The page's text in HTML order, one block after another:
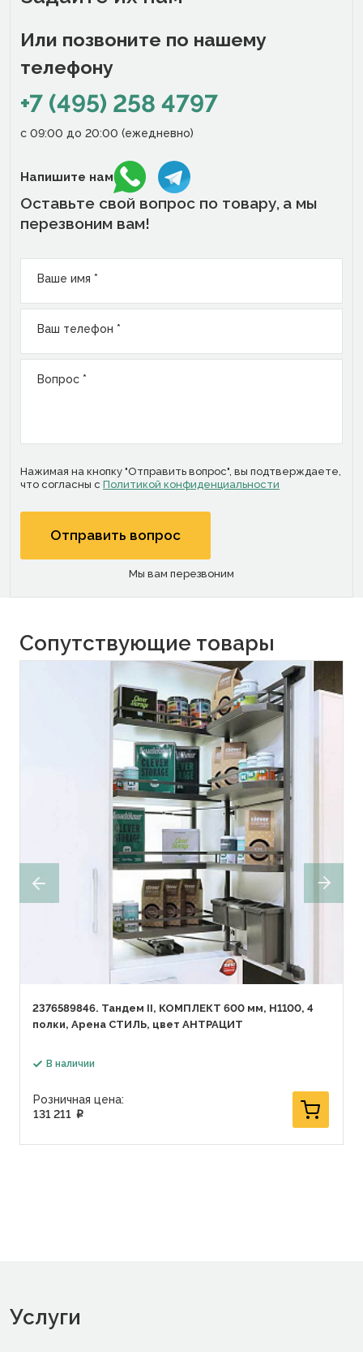
Или позвоните по нашему
телефону
+7 (495) 258 4797
с 09:00 до 20:00 (ежедневно)
Напишите нам
Оставьте свой вопрос по товару, а мы
перезвоним вам!
Ваше имя *
Ваш телефон *
Вопрос *
Нажимая на кнопку "Отправить вопрос", вы подтверждаете,
что согласны с Политикой конфиденциальности
Мы вам перезвоним
Сопутствующие товары
2376589846. Тандем II, КОМПЛЕКТ 600 мм, Н1100, 4
полки, Арена СТИЛЬ, цвет АНТРАЦИТ
В наличии
Розничная цена:
131 211 p
Услуги